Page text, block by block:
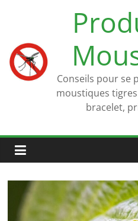
Conseils pour se
moustiques
bracelet,